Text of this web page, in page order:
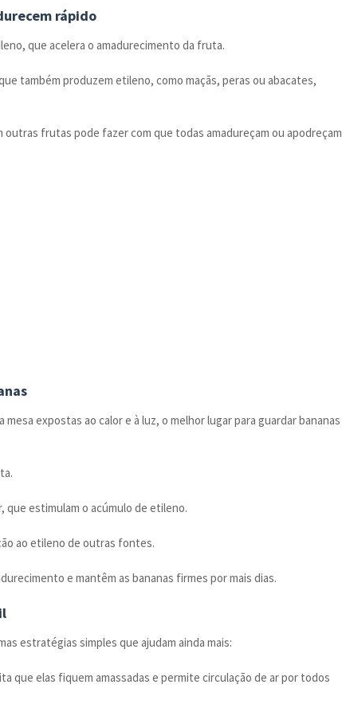
rápido
que acelera o amadurecimento da fruta.
também produzem etileno, como maçãs, peras ou abacates,
outras frutas pode fazer com que todas amadureçam ou apodreçam
expostas ao calor e à luz, o melhor lugar para guardar bananas
estimulam o acúmulo de etileno.
ao etileno de outras fontes.
e mantêm as bananas firmes por mais dias.
estratégias simples que ajudam ainda mais:
que elas fiquem amassadas e permite circulação de ar por todos